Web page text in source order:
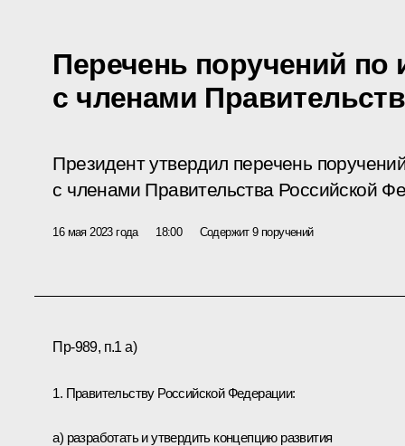
Перечень поручений по
с членами
Президент утвердил перечень
с членами Правительства Российской
16 мая 2023 года 18:00 Содержит 9 поручений
Пр-989, п.1 а)
1. Правительству Российской Федерации:
а) разработать и утвердить концепцию развития